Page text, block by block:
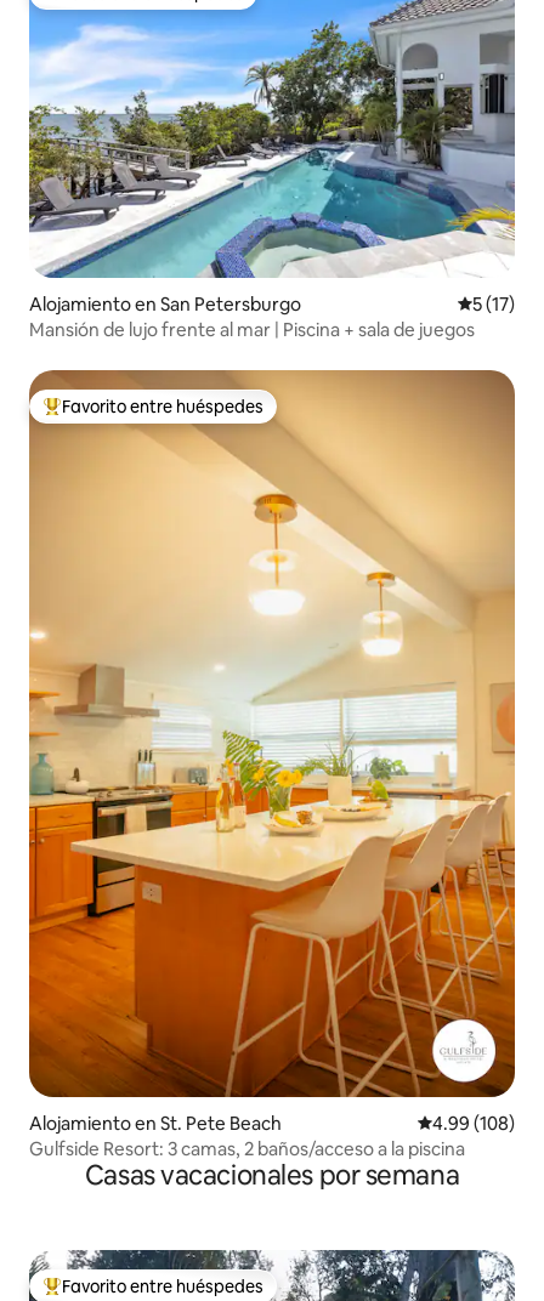
Alojamiento en San Petersburgo
5 (17)
Mansión de lujo frente al mar | Piscina + sala de juegos
Favorito entre huéspedes preferido
Favorito entre huéspedes
Alojamiento en St. Pete Beach Calificación
4.99 (108)
Gulfside Resort: 3 camas, 2 baños/acceso a la piscina
Casas vacacionales por semana
Favorito entre huéspedes